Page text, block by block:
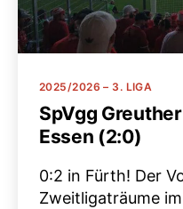
Kategorien
2025/2026 – 3. LIGA
SpVgg
Essen (2:0)
0:2 in Fürth! Der
Zweitligaträume